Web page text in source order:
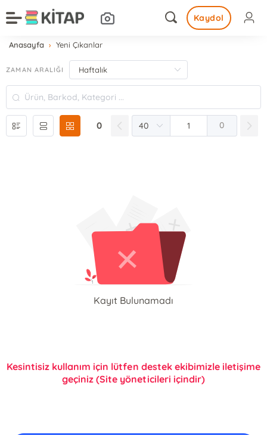
Kaydol
Anasayfa Yeni Çıkanlar
ZAMAN ARALIĞI
0 0
Kayıt Bulunamadı
Kesintisiz kullanım için lütfen destek ekibimizle iletişime
geçiniz (Site yöneticileri içindir)